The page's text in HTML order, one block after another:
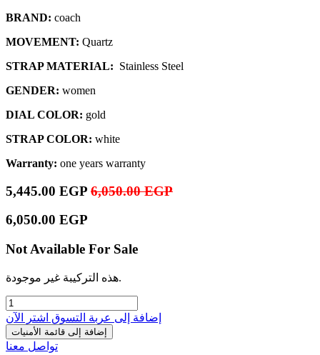
BRAND: coach
MOVEMENT: Quartz
STRAP MATERIAL: Stainless Steel
GENDER: women
DIAL COLOR: gold
STRAP COLOR: white
Warranty: one years warranty
5,445.00 EGP 6,050.00EGP
6,050.00 EGP
Not Available For Sale
هذه التركيبة غير موجودة.
إضافة إلى عربة التسوق اشترِ الآن
إضافة إلى قائمة الأمنيات
تواصل معنا